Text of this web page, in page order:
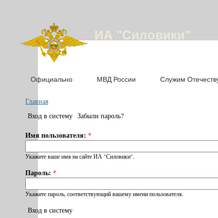
ИА "Силовики"
Официально МВД России Служим
Главная
Вход в систему Забыли пароль?
Имя пользователя: *
Укажите ваше имя на сайте ИА "Силовики".
Пароль: *
Укажите пароль, соответствующий вашему имени пользователя.
Вход в систему